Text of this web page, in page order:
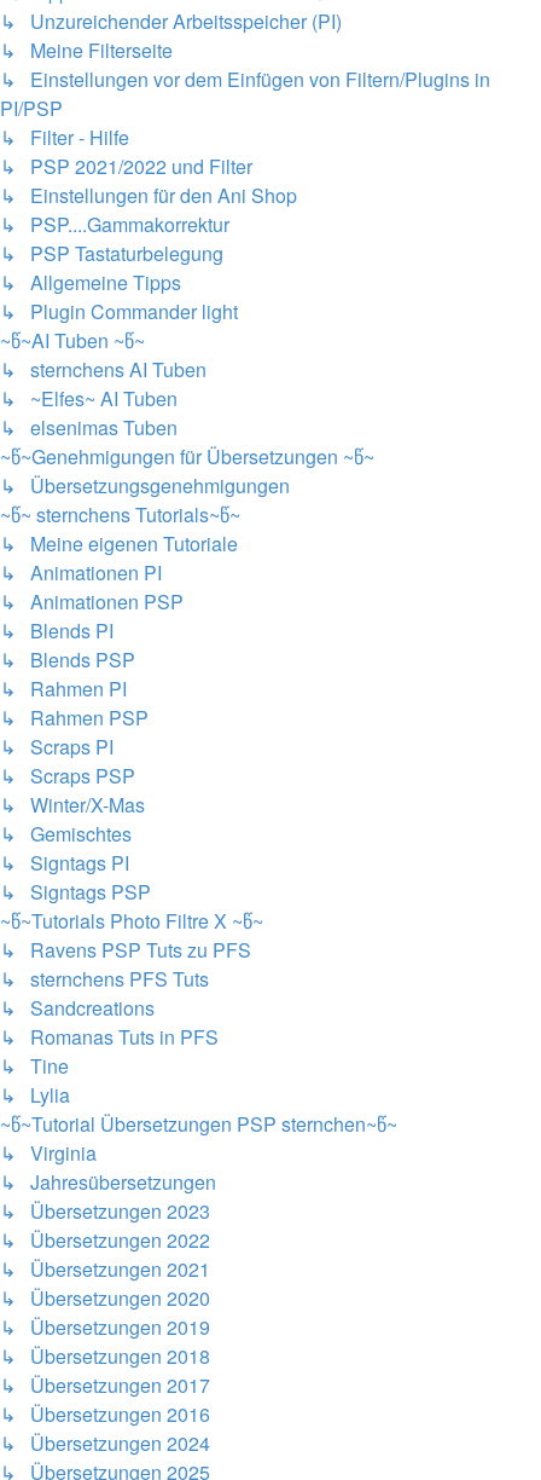
↳ Unzureichender Arbeitsspeicher (PI)
↳ Meine Filterseite
↳ Einstellungen vor dem Einfügen von Filtern/Plugins in
PI/PSP
↳ Filter - Hilfe
↳ PSP 2021/2022 und Filter
↳ Einstellungen für den Ani Shop
↳ PSP....Gammakorrektur
↳ PSP Tastaturbelegung
↳ Allgemeine Tipps
↳ Plugin Commander light
~წ~AI Tuben ~წ~
↳ sternchens AI Tuben
↳ ~Elfes~ AI Tuben
↳ elsenimas Tuben
~წ~Genehmigungen für Übersetzungen ~წ~
↳ Übersetzungsgenehmigungen
~წ~ sternchens Tutorials~წ~
↳ Meine eigenen Tutoriale
↳ Animationen PI
↳ Animationen PSP
↳ Blends PI
↳ Blends PSP
↳ Rahmen PI
↳ Rahmen PSP
↳ Scraps PI
↳ Scraps PSP
↳ Winter/X-Mas
↳ Gemischtes
↳ Signtags PI
↳ Signtags PSP
~წ~Tutorials Photo Filtre X ~წ~
↳ Ravens PSP Tuts zu PFS
↳ sternchens PFS Tuts
↳ Sandcreations
↳ Romanas Tuts in PFS
↳ Tine
↳ Lylia
~წ~Tutorial Übersetzungen PSP sternchen~წ~
↳ Virginia
↳ Jahresübersetzungen
↳ Übersetzungen 2023
↳ Übersetzungen 2022
↳ Übersetzungen 2021
↳ Übersetzungen 2020
↳ Übersetzungen 2019
↳ Übersetzungen 2018
↳ Übersetzungen 2017
↳ Übersetzungen 2016
↳ Übersetzungen 2024
↳ Übersetzungen 2025